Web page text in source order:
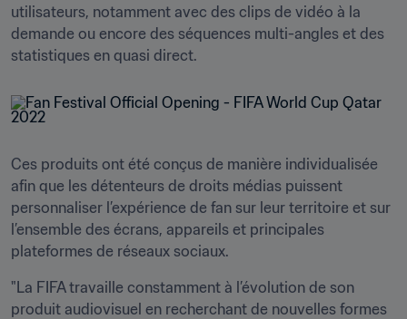
utilisateurs, notamment avec des clips de vidéo à la
demande ou encore des séquences multi-angles et des
statistiques en quasi direct.
Ces produits ont été conçus de manière individualisée
afin que les détenteurs de droits médias puissent
personnaliser l’expérience de fan sur leur territoire et sur
l’ensemble des écrans, appareils et principales
plateformes de réseaux sociaux.
"La FIFA travaille constamment à l’évolution de son
produit audiovisuel en recherchant de nouvelles formes